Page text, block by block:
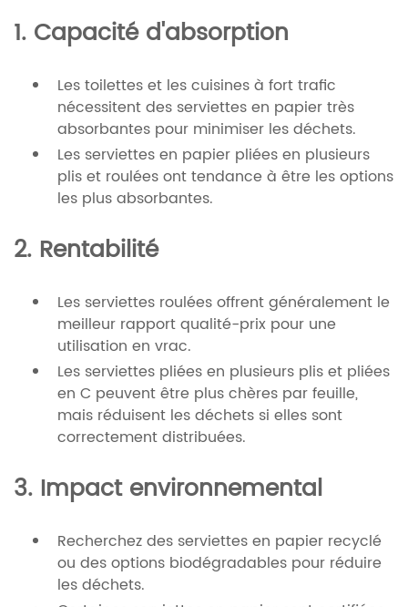
1. Capacité d'absorption
Les toilettes et les cuisines à fort trafic
nécessitent des serviettes en papier très
absorbantes pour minimiser les déchets.
Les serviettes en papier pliées en plusieurs
plis et roulées ont tendance à être les options
les plus absorbantes.
2. Rentabilité
Les serviettes roulées offrent généralement le
meilleur rapport qualité-prix pour une
utilisation en vrac.
Les serviettes pliées en plusieurs plis et pliées
en C peuvent être plus chères par feuille,
mais réduisent les déchets si elles sont
correctement distribuées.
3. Impact environnemental
Recherchez des serviettes en papier recyclé
ou des options biodégradables pour réduire
les déchets.